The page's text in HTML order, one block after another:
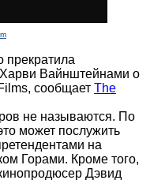
прекратила
Вайнштейнами о
сообщает The
не называются. По
может послужить
на
Горами. Кроме того,
Дэвид